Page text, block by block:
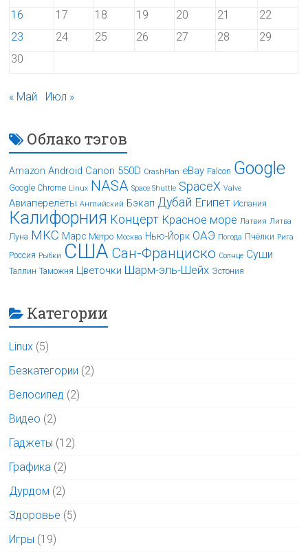
16
17 18 19 20 21
22
23
24 25 26 27 28
29
30
« Май Июл »
Облако тэгов
Amazon Android Canon 550D CrashPlan eBay Falcon Google
Google Chrome Linux NASA Space Shuttle SpaceX Valve
Авиаперелёты Английский Бэкап Дубай Египет Испания
Калифорния Концерт Красное море Латвия Литва
Луна МКС Марс Метро Москва Нью-Йорк ОАЭ Погода Пчёлки Рига
Россия Рыбки США Сан-Франциско Солнце Суши
Таллин Таможня Цветочки Шарм-эль-Шейх Эстония
Категории
Linux (5)
Безкатегории (2)
Велосипед (2)
Видео (2)
Гаджеты (12)
Графика (2)
Дурдом (2)
Здоровье (5)
Игры (19)